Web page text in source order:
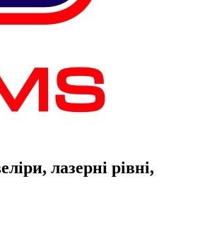
лазерні рівні,